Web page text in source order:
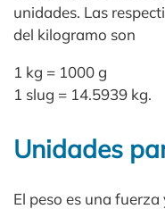
unidades. Las
del kilogramo son
1 kg = 1000 g
1 slug = 14.5939 kg.
Unidades
El peso es una